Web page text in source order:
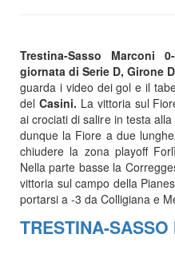
Trestina-Sasso Marconi
giornata di Serie D, Girone
guarda i video dei gol e il
del Casini. La vittoria sul
ai crociati di salire in testa
dunque la Fiore a due
chiudere la zona playoff
Nella parte basse la
vittoria sul campo della
portarsi a -3 da Colligiana e
TRESTINA-SASSO